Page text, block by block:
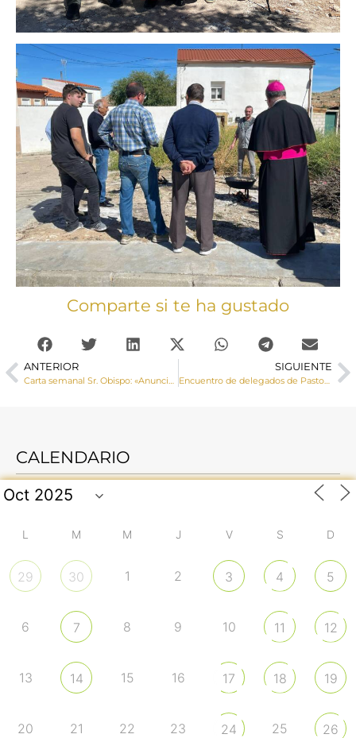
Comparte si te ha gustado
ANTERIOR SIGUIENTE
Encuentro de delegados de Pastoral Familiar
CALENDARIO
L M M J V S D
29 30 1 2 3 4 5
6 7 8 9 10 11 12
13 14 15 16 17 18 19
20 21 22 23 24 25 26